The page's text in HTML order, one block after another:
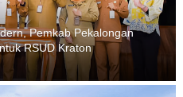
Pemkab Pekalongan
RSUD Kraton